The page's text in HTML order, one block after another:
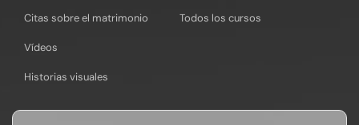
Citas sobre el matrimonio
Vídeos
Historias visuales
Todos los cursos